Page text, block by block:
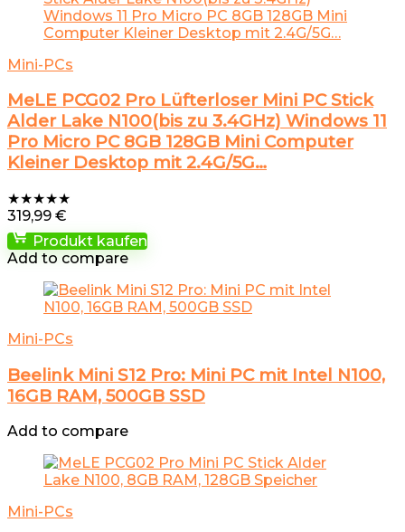
Mini-PCs
MeLE PCG02 Pro Lüfterloser Mini PC Stick
Alder Lake N100(bis zu 3.4GHz) Windows 11
Pro Micro PC 8GB 128GB Mini Computer
Kleiner Desktop mit 2.4G/5G…
★★★★★
319,99 €
Produkt kaufen
Add to compare
Mini-PCs
Beelink Mini S12 Pro: Mini PC mit Intel N100,
16GB RAM, 500GB SSD
Add to compare
Mini-PCs